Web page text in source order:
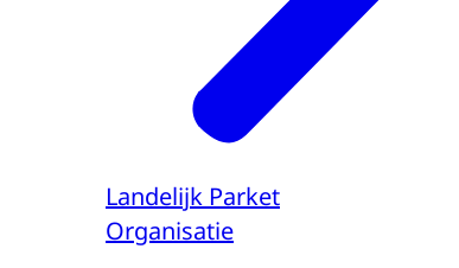
Landelijk Parket
Organisatie